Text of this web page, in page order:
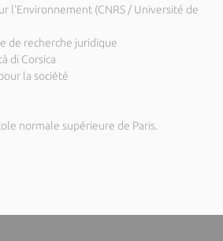
l'Environnement (CNRS / Université de
de recherche juridique
di Corsica
la société
normale supérieure de Paris.